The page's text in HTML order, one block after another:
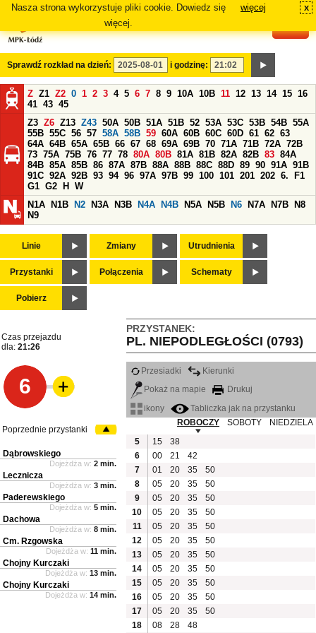
Nasza strona wykorzystuje pliki cookie. Dowiedz się
więcej.
więcej x
Sprawdź rozkład na dzień: i godzinę:
Z Z1 Z2 0 1 2 3 4 5 6 7 8 9 10A 10B 11 12 13 14 15 16
41 43 45
Z3 Z6 Z13 Z43 50A 50B 51A 51B 52 53A 53C 53B 54B 55A
55B 55C 56 57 58A 58B 59 60A 60B 60C 60D 61 62 63
64A 64B 65A 65B 66 67 68 69A 69B 70 71A 71B 72A 72B
73 75A 75B 76 77 78 80A 80B 81A 81B 82A 82B 83 84A
84B 85A 85B 86 87A 87B 88A 88B 88C 88D 89 90 91A 91B
91C 92A 92B 93 94 96 97A 97B 99 100 101 201 202 6.
F1
G1 G2 H
W
N1A
N1B N2 N3A N3B N4A N4B N5A N5B N6 N7A N7B
N8
N9
Linie Zmiany Utrudnienia
Przystanki Połączenia Schematy
Pobierz
PRZYSTANEK:
PL. NIEPODLEGŁOŚCI (0793)
Czas przejazdu
dla: 21:26
6
Przesiadki
Kierunki
Pokaż na mapie
Drukuj
ikony
Tabliczka jak na przystanku
ROBOCZY
SOBOTY
NIEDZIELA
5
15
38
6
00 21
42
7
01 20 35
50
8
05 20 35
50
9
05 20 35
50
10
05 20 35
50
11
05 20 35
50
12
05 20 35
50
13
05 20 35
50
14
05 20 35
50
15
05 20 35
50
16
05 20 35
50
17
05 20 35
50
18
08 28 48
Poprzednie przystanki
Dąbrowskiego
Dojeżdża w: 2 min.
Lecznicza
Dojeżdża w: 3 min.
Paderewskiego
Dojeżdża w: 5 min.
Dachowa
Dojeżdża w: 8 min.
Cm. Rzgowska
Dojeżdża w: 11 min.
Chojny Kurczaki
Dojeżdża w: 13 min.
Chojny Kurczaki
Dojeżdża w: 14 min.